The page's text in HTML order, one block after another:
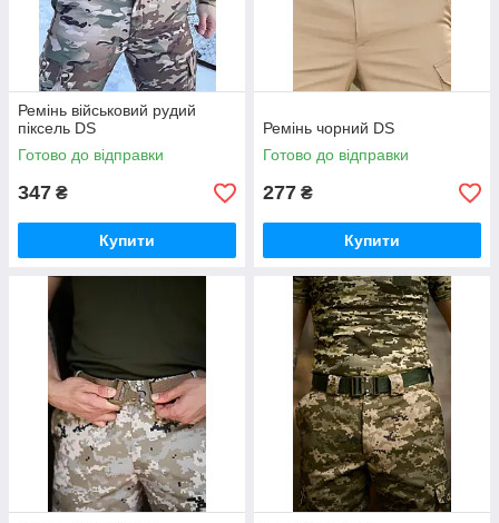
Ремінь військовий рудий
піксель DS
Готово до відправки
347 ₴
Купити
Ремінь чорний DS
Готово до відправки
277 ₴
Купити